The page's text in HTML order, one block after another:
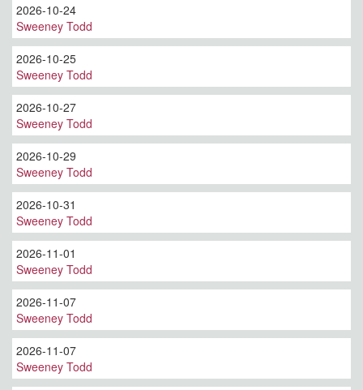
2026-10-24
Sweeney Todd
2026-10-25
Sweeney Todd
2026-10-27
Sweeney Todd
2026-10-29
Sweeney Todd
2026-10-31
Sweeney Todd
2026-11-01
Sweeney Todd
2026-11-07
Sweeney Todd
2026-11-07
Sweeney Todd